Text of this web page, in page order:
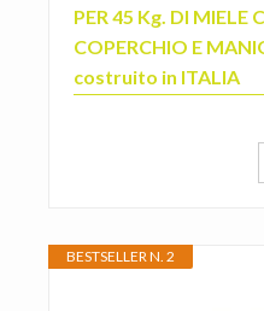
PER 45 Kg. DI MIELE
COPERCHIO E
costruito in ITALIA
BESTSELLER N. 2